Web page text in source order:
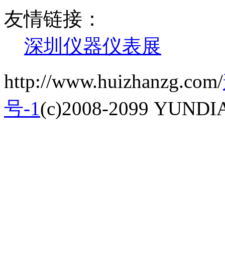
友情链接：
深圳仪器仪表展
http://www.huizhanzg.com/
号-1(c)2008-2099